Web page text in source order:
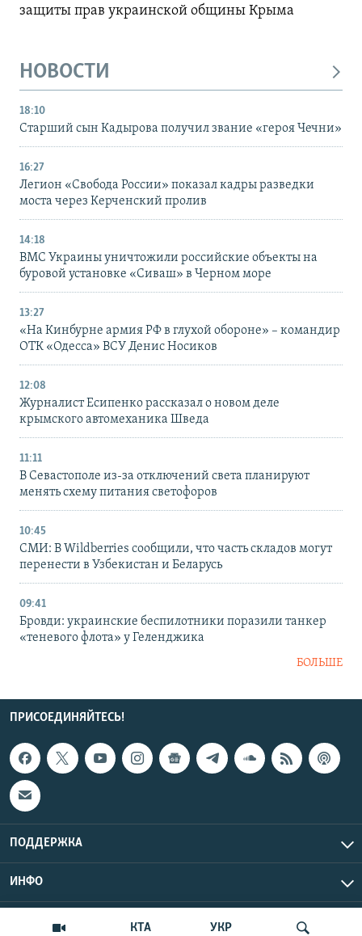
КТА УКР
защиты прав украинской общины Крыма
НОВОСТИ
18:10
Старший сын Кадырова получил звание «героя Чечни»
16:27
Легион «Свобода России» показал кадры разведки
моста через Керченский пролив
14:18
ВМС Украины уничтожили российские объекты на
буровой установке «Сиваш» в Черном море
13:27
«На Кинбурне армия РФ в глухой обороне» – командир
ОТК «Одесса» ВСУ Денис Носиков
12:08
Журналист Есипенко рассказал о новом деле
крымского автомеханика Шведа
11:11
В Севастополе из-за отключений света планируют
менять схему питания светофоров
10:45
СМИ: В Wildberries сообщили, что часть складов могут
перенести в Узбекистан и Беларусь
09:41
Бровди: украинские беспилотники поразили танкер
«теневого флота» у Геленджика
БОЛЬШЕ
ПРИСОЕДИНЯЙТЕСЬ!
ПОДДЕРЖКА
ИНФО
Copyright Крым.Реалии, 2026 | Все права защищены.
UTC+3